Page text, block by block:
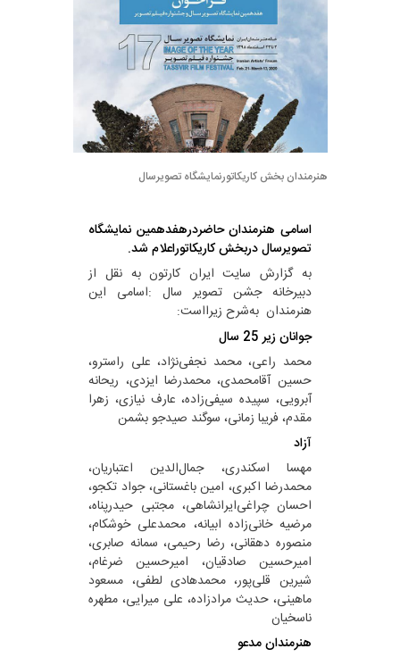
هنرمندان بخش کاریکاتورنمایشگاه تصویرسال
اسامی هنرمندان حاضردرهفدهمین نمایشگاه
تصویرسال دربخش‌ کاریکاتوراعلام شد.
به گزارش سایت ایران کارتون به نقل از
دبیرخانه جشن تصویر سال :اسامی این
هنرمندان به‌شرح زیرااست:
جوانان زیر 25 سال
محمد راعی، محمد نجفی‌نژاد، علی راسترو،
حسین آقامحمدی، محمدرضا ایزدی، ریحانه
آبرویی، سپیده سیفی‌زاده، عارف نیازی، زهرا
مقدم، فریبا زمانی، سوگند صیدجو بشمن
آزاد
مهسا اسکندری، جمال‌الدین اعتباریان،
محمدرضا اکبری، امین باغستانی، جواد تکجو،
احسان چراغی‌ایرانشاهی، مجتبی حیدرپناه،
مرضیه خانی‌زاده ابیانه، محمدعلی خوشکام،
منصوره دهقانی، رضا رحیمی، سمانه صابری،
امیرحسین صادقیان، امیرحسین ضرغام،
شیرین قلی‌پور، محمدهادی لطفی، مسعود
ماهینی، حدیث مرادزاده، علی میرایی، مطهره
ناسخیان
هنرمندان مدعو